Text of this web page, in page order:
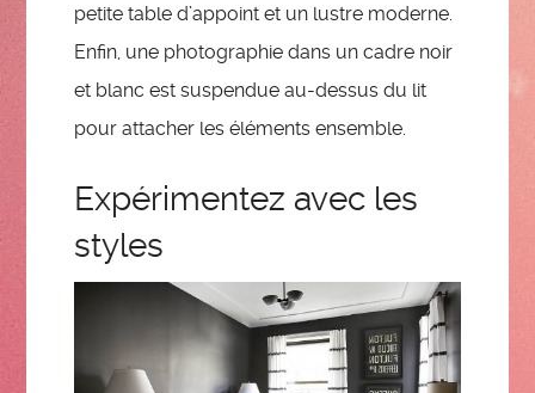
petite table d’appoint et un lustre moderne.
Enfin, une photographie dans un cadre noir
et blanc est suspendue au-dessus du lit
pour attacher les éléments ensemble.
Expérimentez avec les
styles